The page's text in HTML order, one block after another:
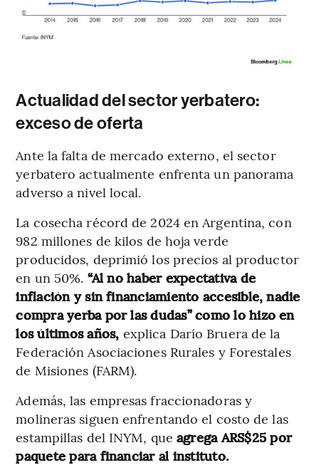
Actualidad del sector yerbatero:
exceso de oferta
Ante la falta de mercado externo, el sector
yerbatero actualmente enfrenta un panorama
adverso a nivel local.
La cosecha récord de 2024 en Argentina, con
982 millones de kilos de hoja verde
producidos, deprimió los precios al productor
en un 50%. “Al no haber expectativa de
inflación y sin financiamiento accesible, nadie
compra yerba por las dudas” como lo hizo en
los últimos años, explica Darío Bruera de la
Federación Asociaciones Rurales y Forestales
de Misiones (FARM).
Además, las empresas fraccionadoras y
molineras siguen enfrentando el costo de las
estampillas del INYM, que agrega ARS$25 por
paquete para financiar al instituto.